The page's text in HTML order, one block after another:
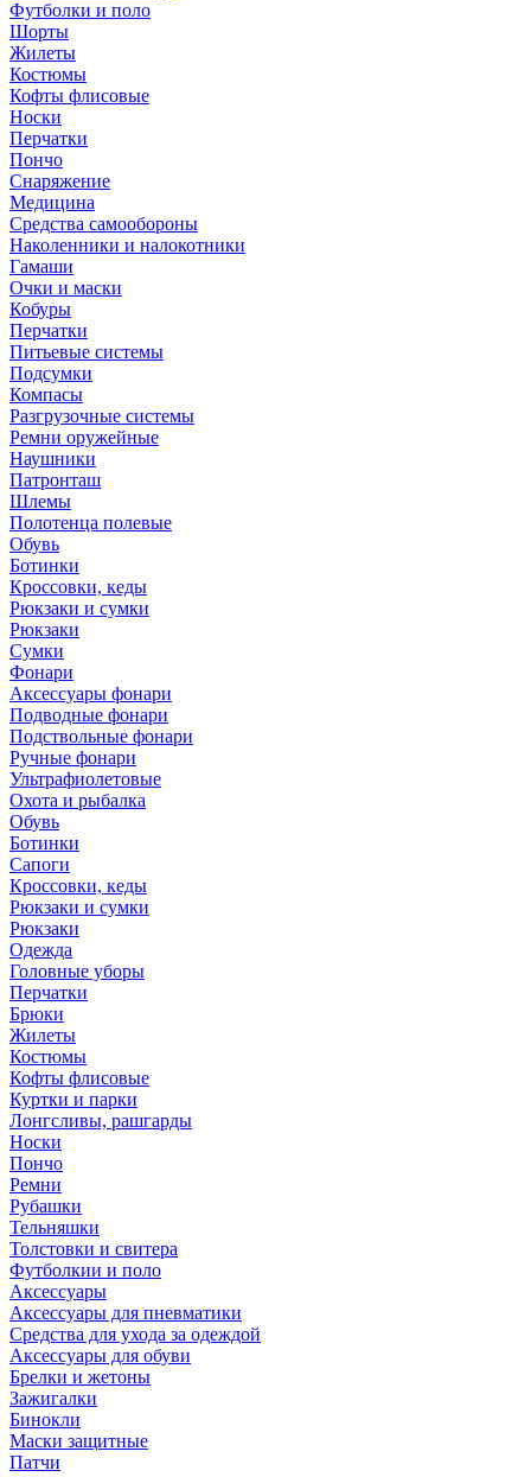
Футболки и поло
Шорты
Жилеты
Костюмы
Кофты флисовые
Носки
Перчатки
Пончо
Снаряжение
Медицина
Средства самообороны
Наколенники и налокотники
Гамаши
Очки и маски
Кобуры
Перчатки
Питьевые системы
Подсумки
Компасы
Разгрузочные системы
Ремни оружейные
Наушники
Патронташ
Шлемы
Полотенца полевые
Обувь
Ботинки
Кроссовки, кеды
Рюкзаки и сумки
Рюкзаки
Сумки
Фонари
Аксессуары фонари
Подводные фонари
Подствольные фонари
Ручные фонари
Ультрафиолетовые
Охота и рыбалка
Обувь
Ботинки
Сапоги
Кроссовки, кеды
Рюкзаки и сумки
Рюкзаки
Одежда
Головные уборы
Перчатки
Брюки
Жилеты
Костюмы
Кофты флисовые
Куртки и парки
Лонгсливы, рашгарды
Носки
Пончо
Ремни
Рубашки
Тельняшки
Толстовки и свитера
Футболкии и поло
Аксессуары
Аксессуары для пневматики
Средства для ухода за одеждой
Аксессуары для обуви
Брелки и жетоны
Зажигалки
Бинокли
Маски защитные
Патчи